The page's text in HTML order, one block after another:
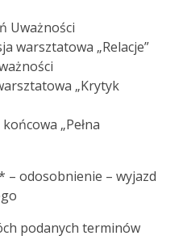
Uważności
warsztatowa „Relacje”
„Krytyk
„Pełna
– odosobnienie – wyjazd
podanych terminów